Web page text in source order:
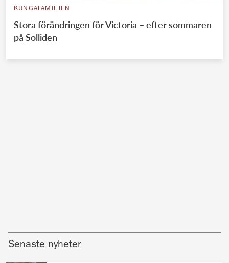
KUNGAFAMILJEN
Stora förändringen för Victoria – efter sommaren
på Solliden
Senaste nyheter